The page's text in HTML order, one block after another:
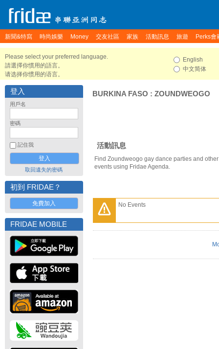
新聞&特寫 時尚娛樂 Money 交友社區 家族 活動訊息 旅遊 Perks會
Please select your preferred language.
請選擇你慣用的語言。
请选择你惯用的语言。
English
中文简体
登入
用戶名
密碼
記住我
取回遺失的密碼
初到 FRIDAE？
免費加入
FRIDAE MOBILE
BURKINA FASO : ZOUNDWEOGO
活動訊息
Find Zoundweogo gay dance parties and
events using Fridae Agenda.
No Events